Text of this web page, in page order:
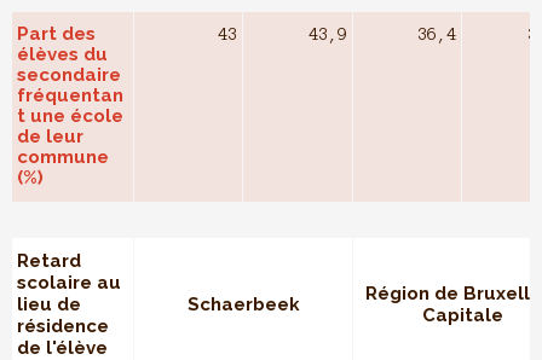
Part des
élèves du
secondaire
fréquentan
t une école
de leur
commune
(%)
43 43,9 36,4
Retard
scolaire au
lieu de
résidence
de l'élève
Schaerbeek
Région de
Capitale